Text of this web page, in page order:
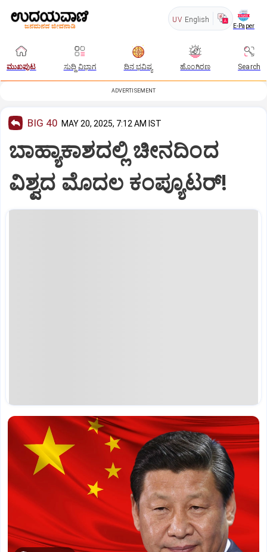
UV English
E-Paper
ಮುಖಪುಟ ಸುದ್ದಿ ವಿಭಾಗ ದಿನ ಭವಿಷ್ಯ ಹೊಂಗಿರಣ Search
ADVERTISEMENT
BIG 40 MAY 20, 2025, 7:12 AM IST
ಬಾಹ್ಯಾಕಾಶದಲ್ಲಿ ಚೀನದಿಂದ
ವಿಶ್ವದ ಮೊದಲ ಕಂಪ್ಯೂಟರ್‌!